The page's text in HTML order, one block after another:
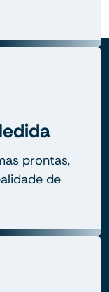
prontas,
de